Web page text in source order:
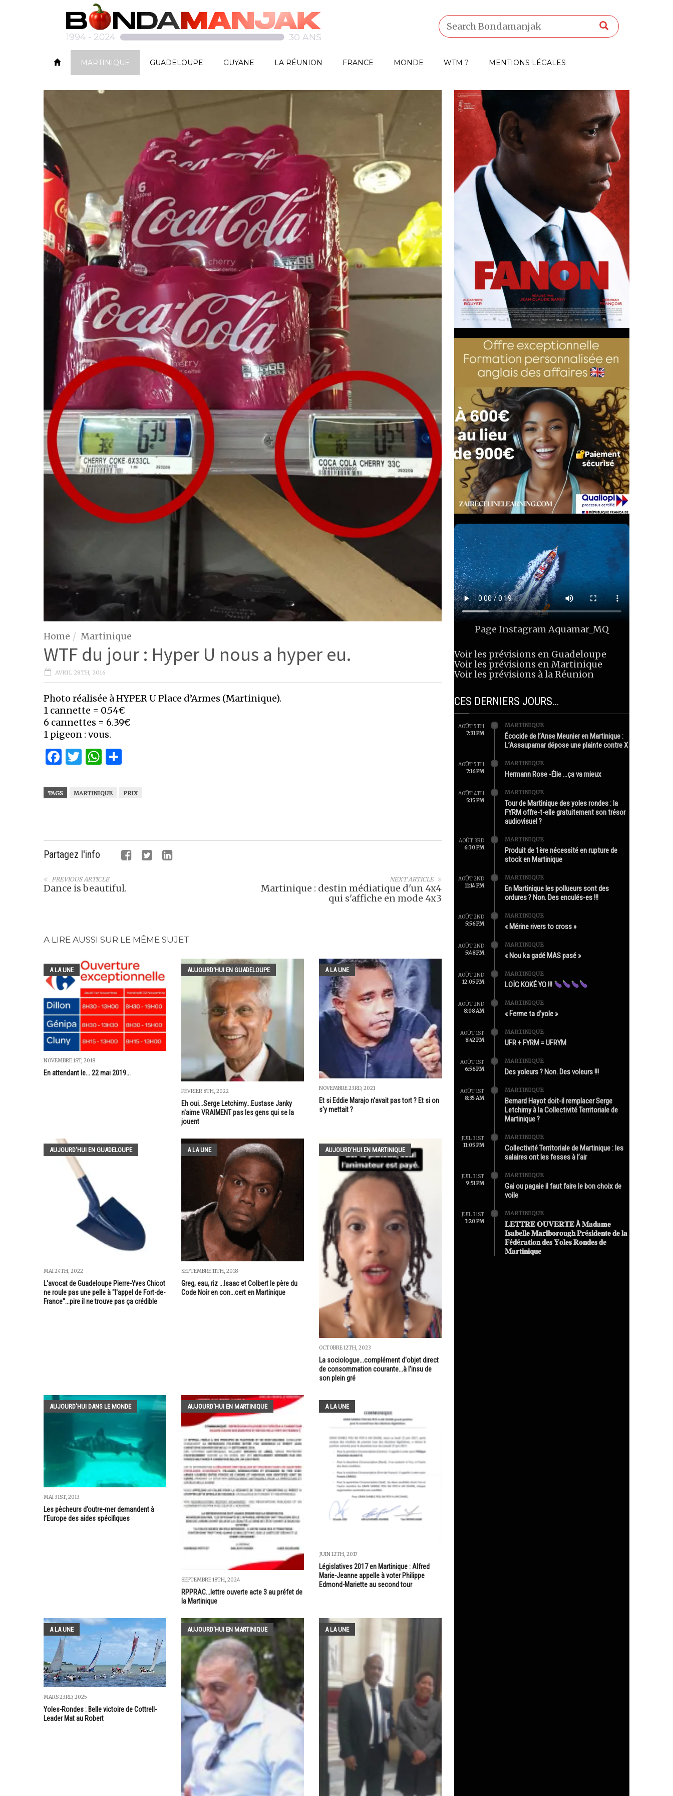
MARTINIQUE GUADELOUPE GUYANE LA RÉUNION FRANCE MONDE WTM ? MENTIONS LÉGALES
Home Martinique
WTF du jour : Hyper U nous a hyper eu.
AVRIL 28TH, 2016
Photo réalisée à HYPER U Place d’Armes (Martinique).
1 cannette = 0.54€
6 cannettes = 6.39€
1 pigeon : vous.
Facebook
Twitter
WhatsApp
TAGS MARTINIQUE PRIX
Partagez l'info
NEXT ARTICLE
Martinique : destin médiatique d'un 4x4
qui s'affiche en mode 4x3
PREVIOUS ARTICLE
Dance is beautiful.
A LIRE AUSSI SUR LE MÊME SUJET
A LA UNE
NOVEMBRE 1ST, 2018
En attendant le... 22 mai 2019...
AUJOURD'HUI EN GUADELOUPE
FÉVRIER 8TH, 2022
Eh oui...Serge Letchimy...Eustase Janky
n'aime VRAIMENT pas les gens qui se la
jouent
A LA UNE
NOVEMBRE 23RD, 2021
Et si Eddie Marajo n'avait pas tort ? Et si on
s'y mettait ?
AUJOURD'HUI EN GUADELOUPE
MAI 24TH, 2022
L'avocat de Guadeloupe Pierre-Yves Chicot
ne roule pas une pelle à "l'appel de Fort-de-
France"...pire il ne trouve pas ça crédible
A LA UNE
SEPTEMBRE 11TH, 2018
Greg, eau, riz ...Isaac et Colbert le père du
Code Noir en con...cert en Martinique
AUJOURD'HUI EN MARTINIQUE
OCTOBRE 12TH, 2023
La sociologue...complément d'objet direct
de consommation courante...à l'insu de
son plein gré
AUJOURD'HUI DANS LE MONDE
MAI 31ST, 2013
Les pêcheurs d’outre-mer demandent à
l’Europe des aides spécifiques
AUJOURD'HUI EN MARTINIQUE
SEPTEMBRE 18TH, 2024
RPPRAC...lettre ouverte acte 3 au préfet de
la Martinique
A LA UNE
JUIN 12TH, 2017
Législatives 2017 en Martinique : Alfred
Marie-Jeanne appelle à voter Philippe
Edmond-Mariette au second tour
A LA UNE
MARS 23RD, 2025
Yoles-Rondes : Belle victoire de Cottrell-
Leader Mat au Robert
AUJOURD'HUI EN MARTINIQUE A LA UNE
Page InstagramAquamar_MQ
Voir les prévisions en Guadeloupe
Voir les prévisions en Martinique
Voir les prévisions à la Réunion
CES DERNIERS JOURS…
AOÛT 5TH
7:31 PM
MARTINIQUE
Écocide de l’Anse Meunier en Martinique :
L’Assaupamar dépose une plainte contre X
AOÛT 5TH
7:16 PM
MARTINIQUE
Hermann Rose -Élie …ça va mieux
AOÛT 4TH
5:15 PM
MARTINIQUE
Tour de Martinique des yoles rondes : la
FYRM offre-t-elle gratuitement son trésor
audiovisuel ?
AOÛT 3RD
6:30 PM
MARTINIQUE
Produit de 1ère nécessité en rupture de
stock en Martinique
AOÛT 2ND
11:14 PM
MARTINIQUE
En Martinique les pollueurs sont des
ordures ? Non. Des enculés-es !!!
AOÛT 2ND
5:56 PM
MARTINIQUE
« Mérine rivers to cross »
AOÛT 2ND
5:48 PM
MARTINIQUE
« Nou ka gadé MAS pasé »
AOÛT 2ND
12:05 PM
MARTINIQUE
LOÏC KOKÉ YO !!!
AOÛT 2ND
8:08 AM
MARTINIQUE
« Ferme ta d’yole »
AOÛT 1ST
8:42 PM
MARTINIQUE
UFR + FYRM = UFRYM
AOÛT 1ST
6:56 PM
MARTINIQUE
Des yoleurs ? Non. Des voleurs !!!
AOÛT 1ST
8:35 AM
MARTINIQUE
Bernard Hayot doit-il remplacer Serge
Letchimy à la Collectivité Territoriale de
Martinique ?
JUIL 31ST
11:05 PM
MARTINIQUE
Collectivité Territoriale de Martinique : les
salaires ont les fesses à l’air
JUIL 31ST
9:51 PM
MARTINIQUE
Gai ou pagaie il faut faire le bon choix de
voile
JUIL 31ST
3:20 PM
MARTINIQUE
𝐋𝐄𝐓𝐓𝐑𝐄 𝐎𝐔𝐕𝐄𝐑𝐓𝐄 À 𝐌𝐚𝐝𝐚𝐦𝐞
𝐈𝐬𝐚𝐛𝐞𝐥𝐥𝐞 𝐌𝐚𝐫𝐥𝐛𝐨𝐫𝐨𝐮𝐠𝐡 𝐏𝐫é𝐬𝐢𝐝𝐞𝐧𝐭𝐞 𝐝𝐞 𝐥𝐚
𝐅é𝐝é𝐫𝐚𝐭𝐢𝐨𝐧 𝐝𝐞𝐬 𝐘𝐨𝐥𝐞𝐬 𝐑𝐨𝐧𝐝𝐞𝐬 𝐝𝐞
𝐌𝐚𝐫𝐭𝐢𝐧𝐢𝐪𝐮𝐞